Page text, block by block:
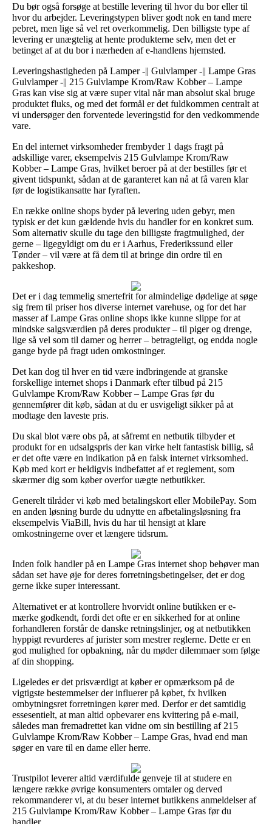
Du bør også forsøge at bestille levering til hvor du bor eller til
hvor du arbejder. Leveringstypen bliver godt nok en tand mere
pebret, men lige så vel ret overkommelig. Den billigste type af
levering er unægtelig at hente produkterne selv, men det er
betinget af at du bor i nærheden af e-handlens hjemsted.
Leveringshastigheden på Lamper -|| Gulvlamper -|| Lampe Gras
Gulvlamper -|| 215 Gulvlampe Krom/Raw Kobber – Lampe
Gras kan vise sig at være super vital når man absolut skal bruge
produktet fluks, og med det formål er det fuldkommen centralt at
vi undersøger den forventede leveringstid for den vedkommende
vare.
En del internet virksomheder frembyder 1 dags fragt på
adskillige varer, eksempelvis 215 Gulvlampe Krom/Raw
Kobber – Lampe Gras, hvilket beroer på at der bestilles før et
givent tidspunkt, sådan at de garanteret kan nå at få varen klar
før de logistikansatte har fyraften.
En række online shops byder på levering uden gebyr, men
typisk er det kun gældende hvis du handler for en konkret sum.
Som alternativ skulle du tage den billigste fragtmulighed, der
gerne – ligegyldigt om du er i Aarhus, Frederikssund eller
Tønder – vil være at få dem til at bringe din ordre til en
pakkeshop.
Det er i dag temmelig smertefrit for almindelige dødelige at søge
sig frem til priser hos diverse internet varehuse, og for det har
masser af Lampe Gras online shops ikke kunne slippe for at
mindske salgsværdien på deres produkter – til piger og drenge,
lige så vel som til damer og herrer – betragteligt, og endda nogle
gange byde på fragt uden omkostninger.
Det kan dog til hver en tid være indbringende at granske
forskellige internet shops i Danmark efter tilbud på 215
Gulvlampe Krom/Raw Kobber – Lampe Gras før du
gennemfører dit køb, sådan at du er usvigeligt sikker på at
modtage den laveste pris.
Du skal blot være obs på, at såfremt en netbutik tilbyder et
produkt for en udsalgspris der kan virke helt fantastisk billig, så
er det ofte være en indikation på en falsk internet virksomhed.
Køb med kort er heldigvis indbefattet af et reglement, som
skærmer dig som køber overfor uægte netbutikker.
Generelt tilråder vi køb med betalingskort eller MobilePay. Som
en anden løsning burde du udnytte en afbetalingsløsning fra
eksempelvis ViaBill, hvis du har til hensigt at klare
omkostningerne over et længere tidsrum.
Inden folk handler på en Lampe Gras internet shop behøver man
sådan set have øje for deres forretningsbetingelser, det er dog
gerne ikke super interessant.
Alternativet er at kontrollere hvorvidt online butikken er e-
mærke godkendt, fordi det ofte er en sikkerhed for at online
forhandleren forstår de danske retningslinjer, og at netbutikken
hyppigt revurderes af jurister som mestrer reglerne. Dette er en
god mulighed for opbakning, når du møder dilemmaer som følge
af din shopping.
Ligeledes er det prisværdigt at køber er opmærksom på de
vigtigste bestemmelser der influerer på købet, fx hvilken
ombytningsret forretningen kører med. Derfor er det samtidig
essesentielt, at man altid opbevarer ens kvittering på e-mail,
således man fremadrettet kan vidne om sin bestilling af 215
Gulvlampe Krom/Raw Kobber – Lampe Gras, hvad end man
søger en vare til en dame eller herre.
Trustpilot leverer altid værdifulde genveje til at studere en
længere række øvrige konsumenters omtaler og derved
rekommanderer vi, at du beser internet butikkens anmeldelser af
215 Gulvlampe Krom/Raw Kobber – Lampe Gras før du
handler.